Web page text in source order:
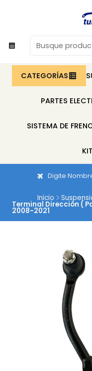
CATEGORÍAS
PARTES
SISTEMA DE
Digite
Inicio
Terminal Dirección (
2008-2021